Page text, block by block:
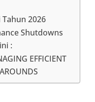
2026
Shutdowns
:
EFFICIENT